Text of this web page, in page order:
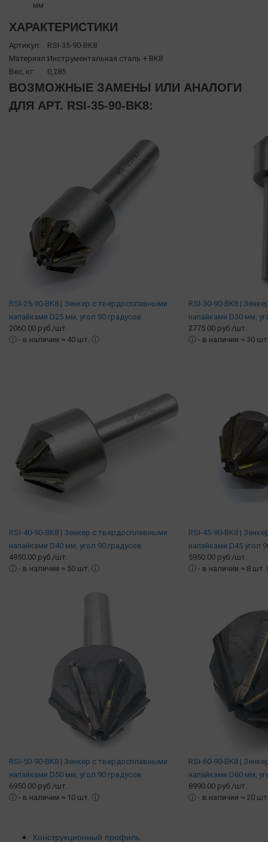
мм
ХАРАКТЕРИСТИКИ
Артикул:
RSI-35-90-BK8
Материал:Инструментальная сталь + BK8
Вес, кг:
0,285
ВОЗМОЖНЫЕ ЗАМЕНЫ ИЛИ АНАЛОГИ
ДЛЯ АРТ. RSI-35-90-BK8:
RSI-25-90-BK8 | Зенкер c твердосплавными
напайками D25 мм, угол 90 градусов
2060.00 руб./шт.
ⓘ - в наличии ≈ 40 шт. ⓘ
RSI-30-90-BK8 |
напайками D30 мм,
2775.00 руб./шт.
ⓘ - в наличии ≈ 30
RSI-40-90-BK8 | Зенкер c твердосплавными
напайками D40 мм, угол 90 градусов
4950.00 руб./шт.
ⓘ - в наличии ≈ 50 шт. ⓘ
RSI-45-90-BK8 |
напайками D45 угол
5950.00 руб./шт.
ⓘ - в наличии ≈ 8 шт.
RSI-50-90-BK8 | Зенкер c твердосплавными
напайками D50 мм, угол 90 градусов
6950.00 руб./шт.
ⓘ - в наличии ≈ 10 шт. ⓘ
RSI-60-90-BK8 |
напайками D60 мм,
8990.00 руб./шт.
ⓘ - в наличии ≈ 20
Конструкционный профиль